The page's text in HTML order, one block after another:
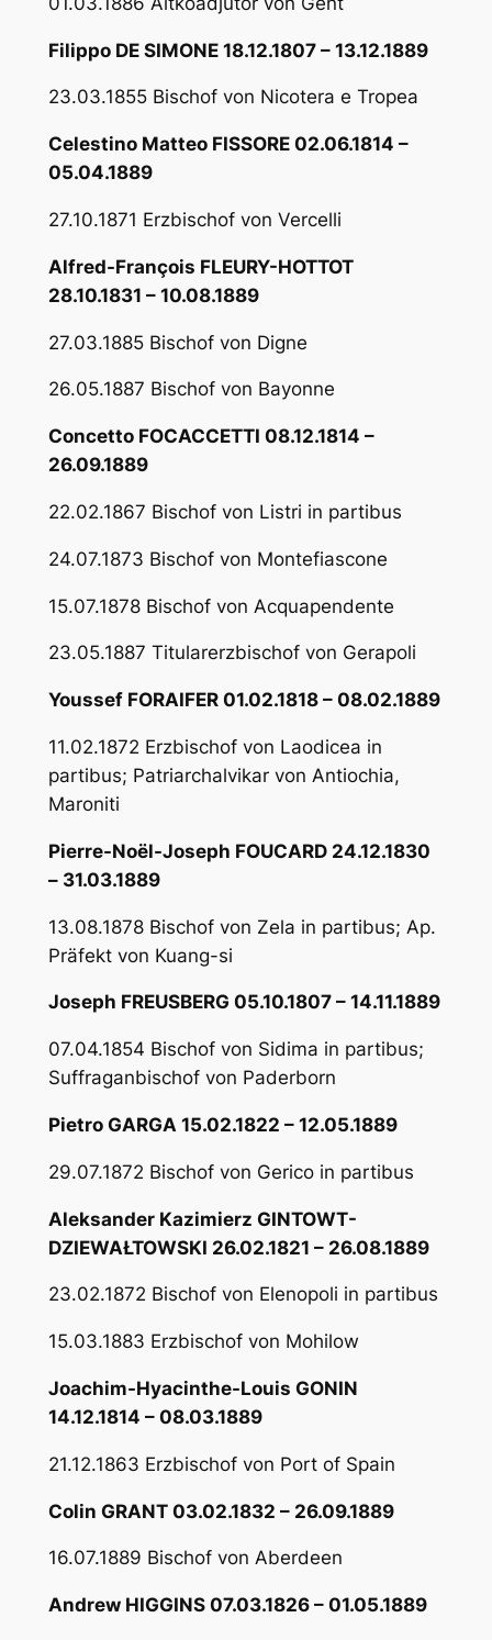
Filippo DE SIMONE 18.12.1807 – 13.12.1889
23.03.1855 Bischof von Nicotera e Tropea
Celestino Matteo FISSORE 02.06.1814 –
05.04.1889
27.10.1871 Erzbischof von Vercelli
Alfred-François FLEURY-HOTTOT
28.10.1831 – 10.08.1889
27.03.1885 Bischof von Digne
26.05.1887 Bischof von Bayonne
Concetto FOCACCETTI 08.12.1814 –
26.09.1889
22.02.1867 Bischof von Listri in partibus
24.07.1873 Bischof von Montefiascone
15.07.1878 Bischof von Acquapendente
23.05.1887 Titularerzbischof von Gerapoli
Youssef FORAIFER 01.02.1818 – 08.02.1889
11.02.1872 Erzbischof von Laodicea in
partibus; Patriarchalvikar von Antiochia,
Maroniti
Pierre-Noël-Joseph FOUCARD 24.12.1830
– 31.03.1889
13.08.1878 Bischof von Zela in partibus; Ap.
Präfekt von Kuang-si
Joseph FREUSBERG 05.10.1807 – 14.11.1889
07.04.1854 Bischof von Sidima in partibus;
Suffraganbischof von Paderborn
Pietro GARGA 15.02.1822 – 12.05.1889
29.07.1872 Bischof von Gerico in partibus
Aleksander Kazimierz GINTOWT-
DZIEWAŁTOWSKI 26.02.1821 – 26.08.1889
23.02.1872 Bischof von Elenopoli in partibus
15.03.1883 Erzbischof von Mohilow
Joachim-Hyacinthe-Louis GONIN
14.12.1814 – 08.03.1889
21.12.1863 Erzbischof von Port of Spain
Colin GRANT 03.02.1832 – 26.09.1889
16.07.1889 Bischof von Aberdeen
Andrew HIGGINS 07.03.1826 – 01.05.1889